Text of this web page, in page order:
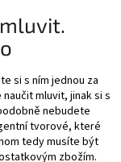
si s ním jednou za
mluvit, jinak si s
nebudete
tvorové, které
tedy musíte být
zbožím.